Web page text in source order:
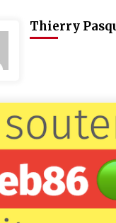
Thierry